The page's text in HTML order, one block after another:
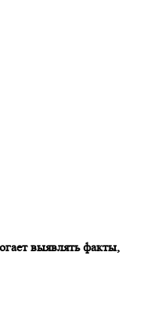
выявлять факты,